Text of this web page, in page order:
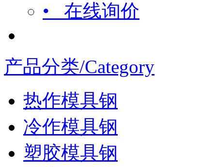
• 在线询价
产品分类/Category
热作模具钢
冷作模具钢
塑胶模具钢